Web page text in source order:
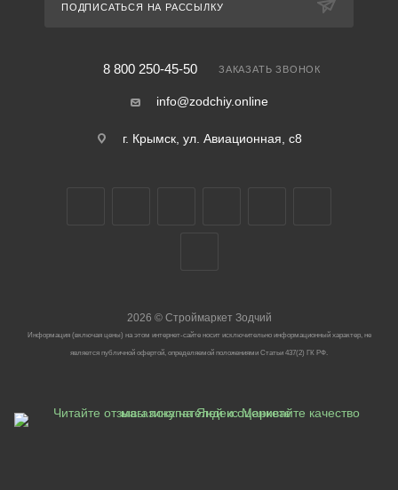
ПОДПИСАТЬСЯ НА РАССЫЛКУ
8 800 250-45-50 ЗАКАЗАТЬ ЗВОНОК
info@zodchiy.online
г. Крымск, ул. Авиационная, с8
2026 ©Строймаркет Зодчий
Информация (включая цены) на этом интернет-сайте носит исключительно информационный характер, не
является публичной офертой, определяемой положениями Статьи 437(2) ГК РФ.